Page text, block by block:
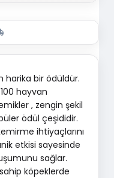
harika bir ödüldür.
hayvan
, zengin şekil
ödül çeşididir.
ihtiyaçlarını
etkisi sayesinde
sağlar.
köpeklerde